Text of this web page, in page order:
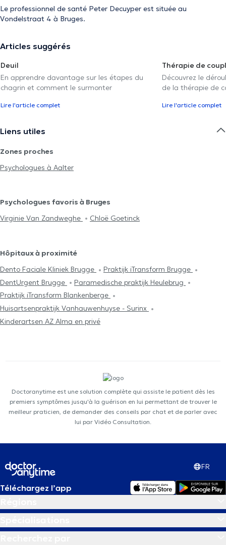
Le professionnel de santé Peter Decuyper est située au
Vondelstraat 4 à Bruges.
Articles suggérés
Deuil
En apprendre davantage sur les étapes du
chagrin et comment le surmonter
Lire l'article complet
Thérapie de
Découvrez le
de la thérapie de
Lire l'article complet
Liens utiles
Zones proches
Psychologues à Aalter
Psychologues favoris à Bruges
Virginie Van Zandweghe
Chloë Goetinck
Hôpitaux à proximité
Dento Faciale Kliniek Brugge
Praktijk iTransform Brugge
DentUrgent Brugge
Paramedische praktijk Heulebrug
Praktijk iTransform Blankenberge
Huisartsenpraktijk Vanhauwenhuyse - Surinx
Kinderartsen AZ Alma en privé
Doctoranytime est une solution complète qui assiste le patient dès les
premiers symptômes jusqu'à la guérison en lui permettant de trouver le
meilleur praticien, de demander des conseils par chat et de parler avec
lui par Vidéo Consultation.
FR
Téléchargez l’app